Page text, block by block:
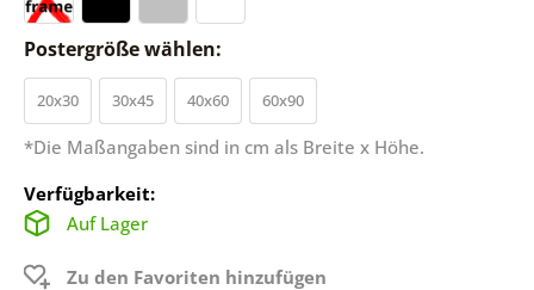
Postergröße wählen:
20x30 30x45 40x60 60x90
*Die Maßangaben sind in cm als Breite x Höhe.
Verfügbarkeit:
Auf Lager
Zu den Favoriten hinzufügen